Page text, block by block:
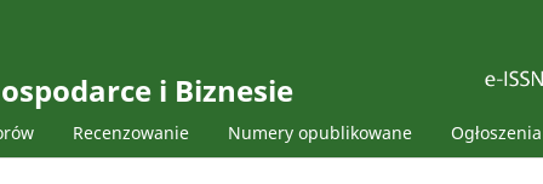
i Biznesie
Recenzowanie Numery opublikowane Ogłoszenia